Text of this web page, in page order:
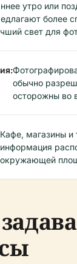
утро или
более
свет для
обычно
осторожны во
Кафе, магазины и
информация
окружающей